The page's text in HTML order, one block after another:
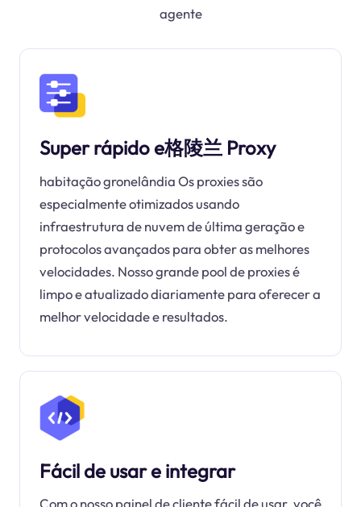
agente
Super rápido e格陵兰 Proxy
habitação gronelândia Os proxies são
especialmente otimizados usando
infraestrutura de nuvem de última geração e
protocolos avançados para obter as melhores
velocidades. Nosso grande pool de proxies é
limpo e atualizado diariamente para oferecer a
melhor velocidade e resultados.
Fácil de usar e integrar